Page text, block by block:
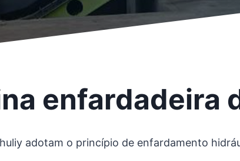
enfardadeira
adotam o princípio de enfardamento